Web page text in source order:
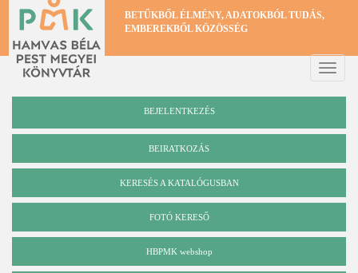
Ugrás
tartalomra
BETŰKBŐL ÉLMÉNY, ADATOKBÓL TUDÁS,
EMBEREKBŐL KÖZÖSSÉG
Toggle
BEJELENTKEZÉS
BEIRATKOZÁS
Katalógus
KERESÉS A KATALÓGUSBAN
FOTÓ KERESŐ
HBPMK webshop